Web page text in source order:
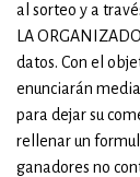
al sorteo y a
LA
datos. Con el
enunciarán
para dejar su
rellenar un
ganadores no